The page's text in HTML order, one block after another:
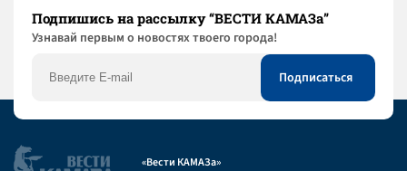
Подпишись на рассылку “ВЕСТИ КАМАЗа”
Узнaвай первым о новостях твоего города!
«Вести КАМАЗа»